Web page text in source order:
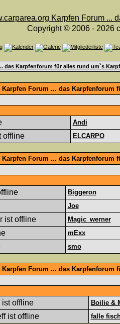
Copyright © 2006 - 2026
das Karpfenforum für alles rund um`s
Karpfen Forum ... das
Andi
ELCARPO
Karpfen Forum ... das Karpfenforum
Biggeron
Joe
Magic_werner
mExx
smo
Karpfen Forum ... das Karpfenforum
Boilie &
falle